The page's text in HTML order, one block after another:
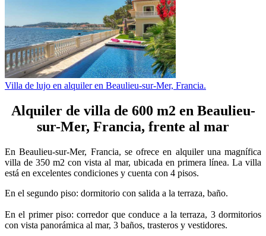
Villa de lujo en alquiler en Beaulieu-sur-Mer, Francia.
Alquiler de villa de 600 m2 en Beaulieu-
sur-Mer, Francia, frente al mar
En Beaulieu-sur-Mer, Francia, se ofrece en alquiler una magnífica
villa de 350 m2 con vista al mar, ubicada en primera línea. La villa
está en excelentes condiciones y cuenta con 4 pisos.
En el segundo piso: dormitorio con salida a la terraza, baño.
En el primer piso: corredor que conduce a la terraza, 3 dormitorios
con vista panorámica al mar, 3 baños, trasteros y vestidores.